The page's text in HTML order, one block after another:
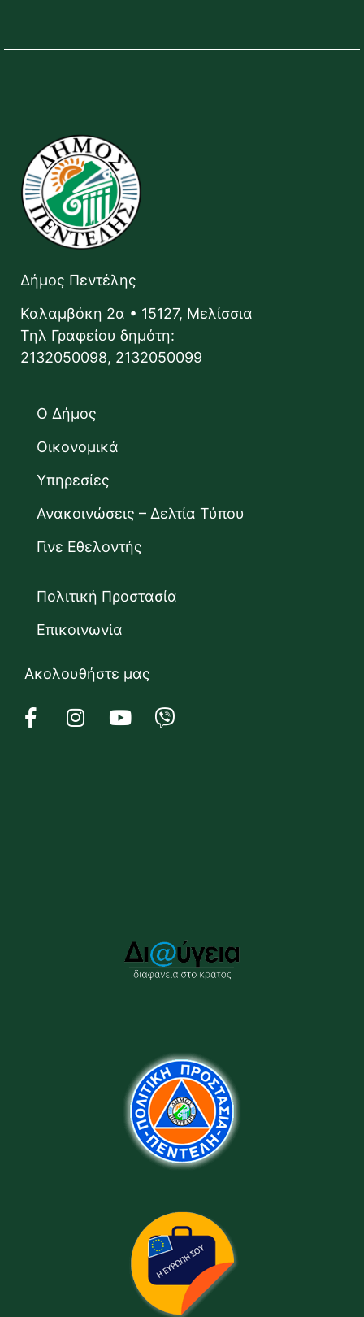
Δήμος Πεντέλης
Καλαμβόκη 2α • 15127, Μελίσσια
Τηλ Γραφείου δημότη:
2132050098, 2132050099
Ο Δήμος
Οικονομικά
Υπηρεσίες
Ανακοινώσεις – Δελτία Τύπου
Γίνε Εθελοντής
Πολιτική Προστασία
Επικοινωνία
Ακολουθήστε μας